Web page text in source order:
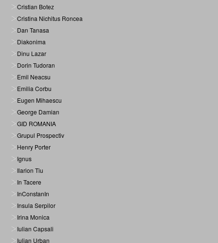
Cristian Botez
Cristina Nichitus Roncea
Dan Tanasa
Diakonima
Dinu Lazar
Dorin Tudoran
Emil Neacsu
Emilia Corbu
Eugen Mihaescu
George Damian
GID ROMANIA
Grupul Prospectiv
Henry Porter
Ignus
Ilarion Tiu
In Tacere
InConstanIn
Insula Serpilor
Irina Monica
Iulian Capsali
Iulian Urban